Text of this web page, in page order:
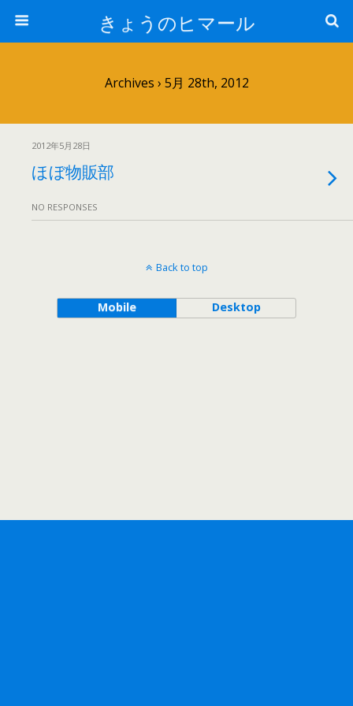
きょうのヒマール
Archives › 5月 28th, 2012
2012年5月28日
ほぼ物販部
NO RESPONSES
Back to top
Mobile Desktop